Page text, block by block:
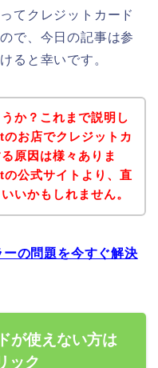
てクレジットカード
で、今日の記事は参
ると幸いです。
か？これまで説明し
お店でクレジットカ
原因は様々ありま
公式サイトより、直
いかもしれません。
の問題を今すぐ解決
が使えない方は
ック